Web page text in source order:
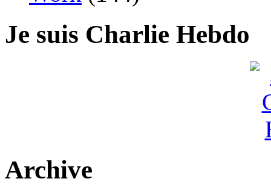
Je suis Charlie Hebdo
Archive